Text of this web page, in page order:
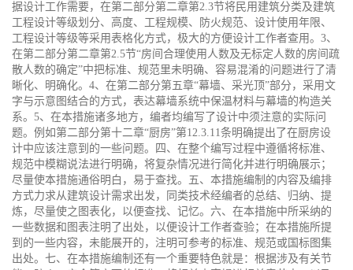
据设计工作需要，在第二部分第二章第2.3节将民用建筑分类及建筑
工程设计等级划分、高度、工程规模、防火规范、设计使用年限、
工程设计等级等采用表格化方式，极大的方便设计工作者查用。3、
在第二部分第二章第2.5节“房间合理使用人数及无标定人数的房间疏
散人数的确定”中把标准、规范里未明确、容易混淆的问题进行了清
晰化、明确化。4、在第二部分第五章“幕墙、采光顶”部分，采用文
字与示意图结合的方式，表达幕墙系统中保温材料与幕墙的构造关
系。5、在本措施诸多地方，编者均编写了设计中须注意的实际问
题。例如第二部分第十二章“厨房”第12.3.11条明确提出了在厨房设
计中应该注意到的一些问题。四、在整个编写过程中遵循将标准、
规范中模糊说法进行明确，将复杂情况进行简化并进行明确展示；
尽量使本措施通俗明白，易于查找。五、本措施编制的内容及编排
方式力求从建筑设计需求出发，同类技术经编者的总结、归纳、提
炼，尽量使之图表化，以便查找、记忆。六、在本措施中所采纳的
一些数据和图表注明了出处，以便设计工作者查验；在本措施所提
到的一些内容，未能展开的，注明可参考的标准、规范或国标图集
出处。七、在本措施编制还有一个重要特色就是：根据涉及有关节